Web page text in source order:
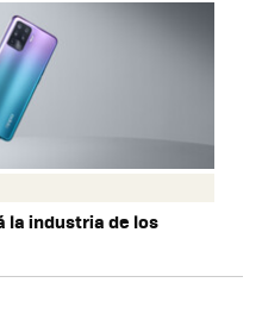
la industria de los